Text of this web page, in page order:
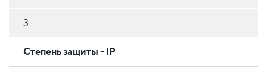
3
Степень защиты - IP